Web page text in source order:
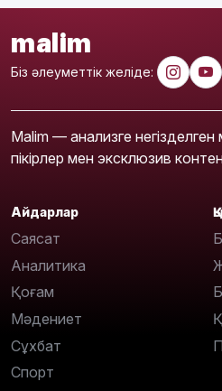
malim
Біз әлеуметтік желіде:
Malim — анализге
пікірлер мен эксклюзив
Айдарлар
Саясат
Аналитика
Қоғам
Мәдениет
Сұхбат
Спорт